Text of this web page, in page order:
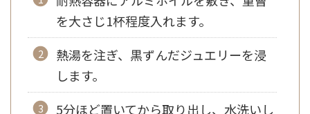
を大さじ1杯程度入れます。
熱湯を注ぎ、黒ずんだジュエリーを浸
します。
5分ほど置いてから取り出し、水洗いし